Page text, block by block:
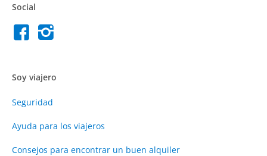
Social
Soy viajero
Seguridad
Ayuda para los viajeros
Consejos para encontrar un buen alquiler